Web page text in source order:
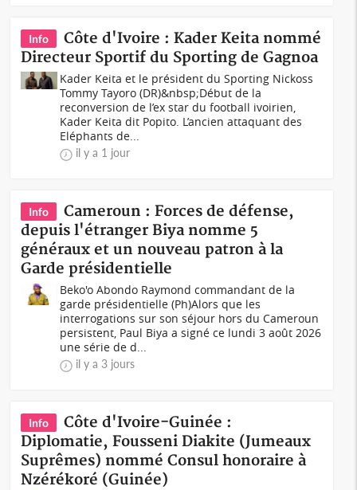
Info
Côte d'Ivoire : Kader Keita nommé
Directeur Sportif du Sporting de Gagnoa
Kader Keita et le président du Sporting Nickoss
Tommy Tayoro (DR)&nbsp;Début de la
reconversion de l’ex star du football ivoirien,
Kader Keita dit Popito. L’ancien attaquant des
Eléphants de...
il y a 1 jour
Info
Cameroun : Forces de défense,
depuis l'étranger Biya nomme 5
généraux et un nouveau patron à la
Garde présidentielle
Beko'o Abondo Raymond commandant de la
garde présidentielle (Ph)Alors que les
interrogations sur son séjour hors du Cameroun
persistent, Paul Biya a signé ce lundi 3 août 2026
une série de d...
il y a 3 jours
Info
Côte d'Ivoire-Guinée :
Diplomatie, Fousseni Diakite (Jumeaux
Suprêmes) nommé Consul honoraire à
Nzérékoré (Guinée)